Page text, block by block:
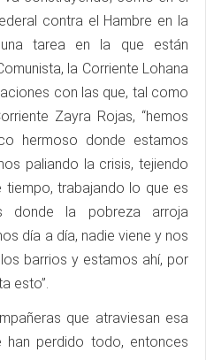
contra el Hambre en la
tarea en la que están
la Corriente Lohana
con las que, tal como
Zayra Rojas, “hemos
hermoso donde estamos
paliando la crisis, tejiendo
trabajando lo que es
donde la pobreza arroja
día a día, nadie viene y nos
barrios y estamos ahí, por
esto”.
que atraviesan esa
han perdido todo, entonces